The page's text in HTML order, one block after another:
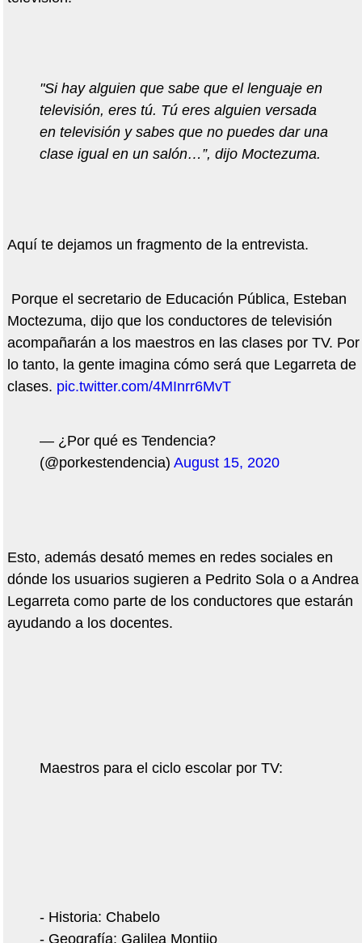
"Si hay alguien que sabe que el lenguaje en
televisión, eres tú. Tú eres alguien versada
en televisión y sabes que no puedes dar una
clase igual en un salón…”, dijo Moctezuma.
Aquí te dejamos un fragmento de la entrevista.
Porque el secretario de Educación Pública, Esteban
Moctezuma, dijo que los conductores de televisión
acompañarán a los maestros en las clases por TV. Por
lo tanto, la gente imagina cómo será que Legarreta de
clases. pic.twitter.com/4MInrr6MvT
— ¿Por qué es Tendencia?
(@porkestendencia) August 15, 2020
Esto, además desató memes en redes sociales en
dónde los usuarios sugieren a Pedrito Sola o a Andrea
Legarreta como parte de los conductores que estarán
ayudando a los docentes.
Maestros para el ciclo escolar por TV:
- Historia: Chabelo
- Geografía: Galilea Montijo